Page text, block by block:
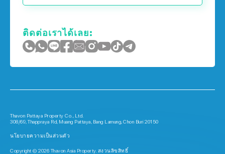
ติดต่อเราได้เลย:
Thavon Pattaya Property Co., Ltd.
308/69, Thappraya Rd, Muang Pattaya, Bang Lamung, Chon Buri 20150
นโยบายความเป็นส่วนตัว
Copyright © 2026 Thavon Asia Property. สงวนลิขสิทธิ์